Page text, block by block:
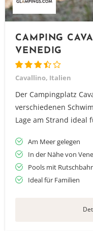
CAMPING
VENEDIG
Cavallino, Italien
Der Campingplatz
verschiedenen
Lage am Strand ideal
Am Meer gelegen
In der Nähe von
Pools mit
Ideal für Familien